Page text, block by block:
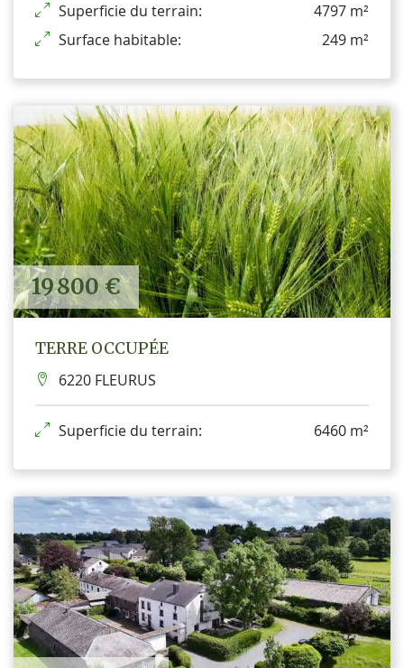
Superficie du terrain:
4797 m²
Surface habitable:
249 m²
19 800 €
TERRE OCCUPÉE
6220 FLEURUS
Superficie du terrain: 6460 m²